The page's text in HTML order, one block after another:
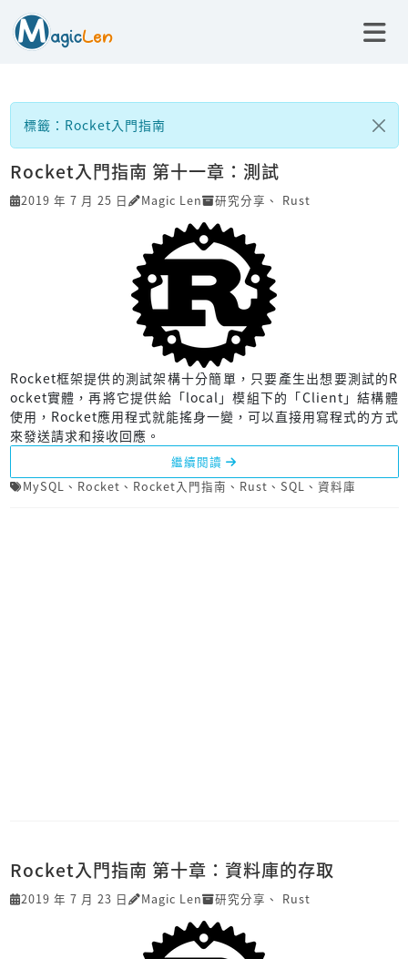
標籤：Rocket入門指南
Rocket入門指南 第十一章：測試
2019 年 7 月 25 日 Magic Len 研究分享 、 Rust
Rocket框架提供的測試架構十分簡單，只要產生出想要測試的R
ocket實體，再將它提供給「local」模組下的「Client」結構體
使用，Rocket應用程式就能搖身一變，可以直接用寫程式的方式
來發送請求和接收回應。
繼續閱讀
MySQL 、 Rocket 、 Rocket入門指南 、 Rust 、 SQL 、 資料庫
Rocket入門指南 第十章：資料庫的存取
2019 年 7 月 23 日 Magic Len 研究分享 、 Rust